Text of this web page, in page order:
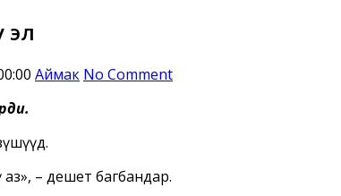
эл
Аймак No Comment
– дешет багбандар.